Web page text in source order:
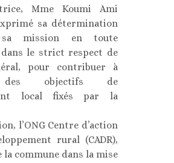
Mme Koumi Ami
sa détermination
mission en toute
le strict respect de
pour contribuer à
des objectifs de
local fixés par la
l’ONG Centre d’action
rural (CADR),
commune dans la mise